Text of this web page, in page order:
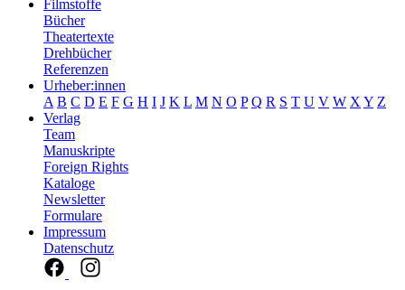
Filmstoffe
Bücher
Theatertexte
Drehbücher
Referenzen
Urheber:innen
A B C D E F G H I J K L M N O P Q R S T U V W X Y Z
Verlag
Team
Manuskripte
Foreign Rights
Kataloge
Newsletter
Formulare
Impressum
Datenschutz